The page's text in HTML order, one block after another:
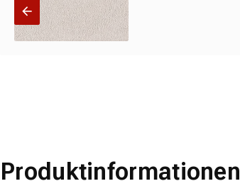
Produktinformationen